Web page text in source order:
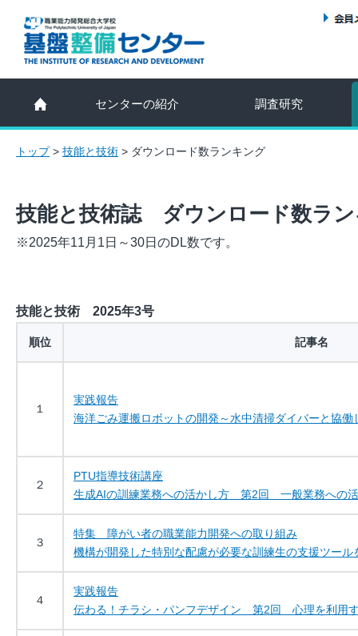
センターの紹介 調査研究
トップ> 技能と技術 > ダウンロード数ランキング
技能と技術誌 ダウンロード数ラ
※2025年11月1日～30日のDL数です。
技能と技術 2025年3号
順位 記事名
１
実践報告
海洋ごみ運搬ロボットの開発～水中清掃ダイバーと協働
２
PTU指導技術講座
生成AIの訓練業務への活かし方 第2回 一般業務への
３
特集 障がい者の職業能力開発への取り組み
機構が開発した特別な配慮が必要な訓練生の支援ツール
４
実践報告
伝わる！チラシ・パンフデザイン 第2回 心理を利用